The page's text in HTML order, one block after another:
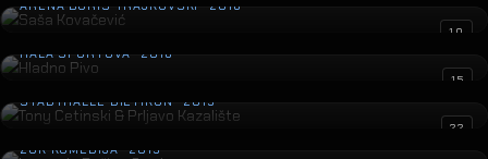
ARENA BORIS TRAJKOVSKI · 2016
10
Hladno Pivo
HALA SPORTOVA · 2016
15
Tony Cetinski & Prljavo Kazalište
STADTHALLE DIETIKON · 2015
22
Legenda Ružice Grada
ZGK KOMEDIJA · 2015